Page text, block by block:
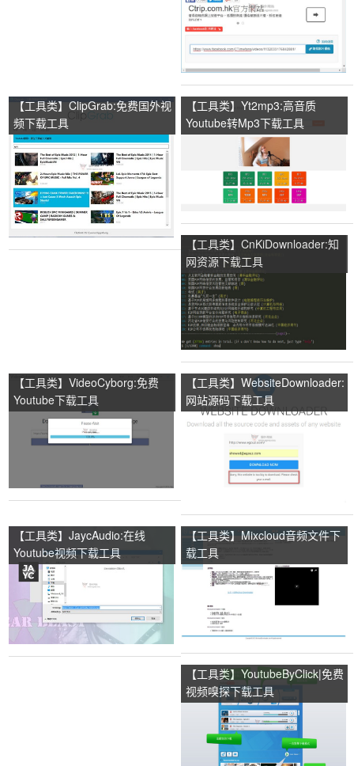
【工具类】ClipGrab:免费国外视
频下载工具
【工具类】Yt2mp3:高音质
Youtube转Mp3下载工具
【工具类】CnKiDownloader:知
网资源下载工具
【工具类】VideoCyborg:免费
Youtube下载工具
【工具类】WebsiteDownloader:
网站源码下载工具
【工具类】JaycAudio:在线
Youtube视频下载工具
【工具类】Mixcloud音频文件下
载工具
【工具类】YoutubeByClick|免费
视频嗅探下载工具